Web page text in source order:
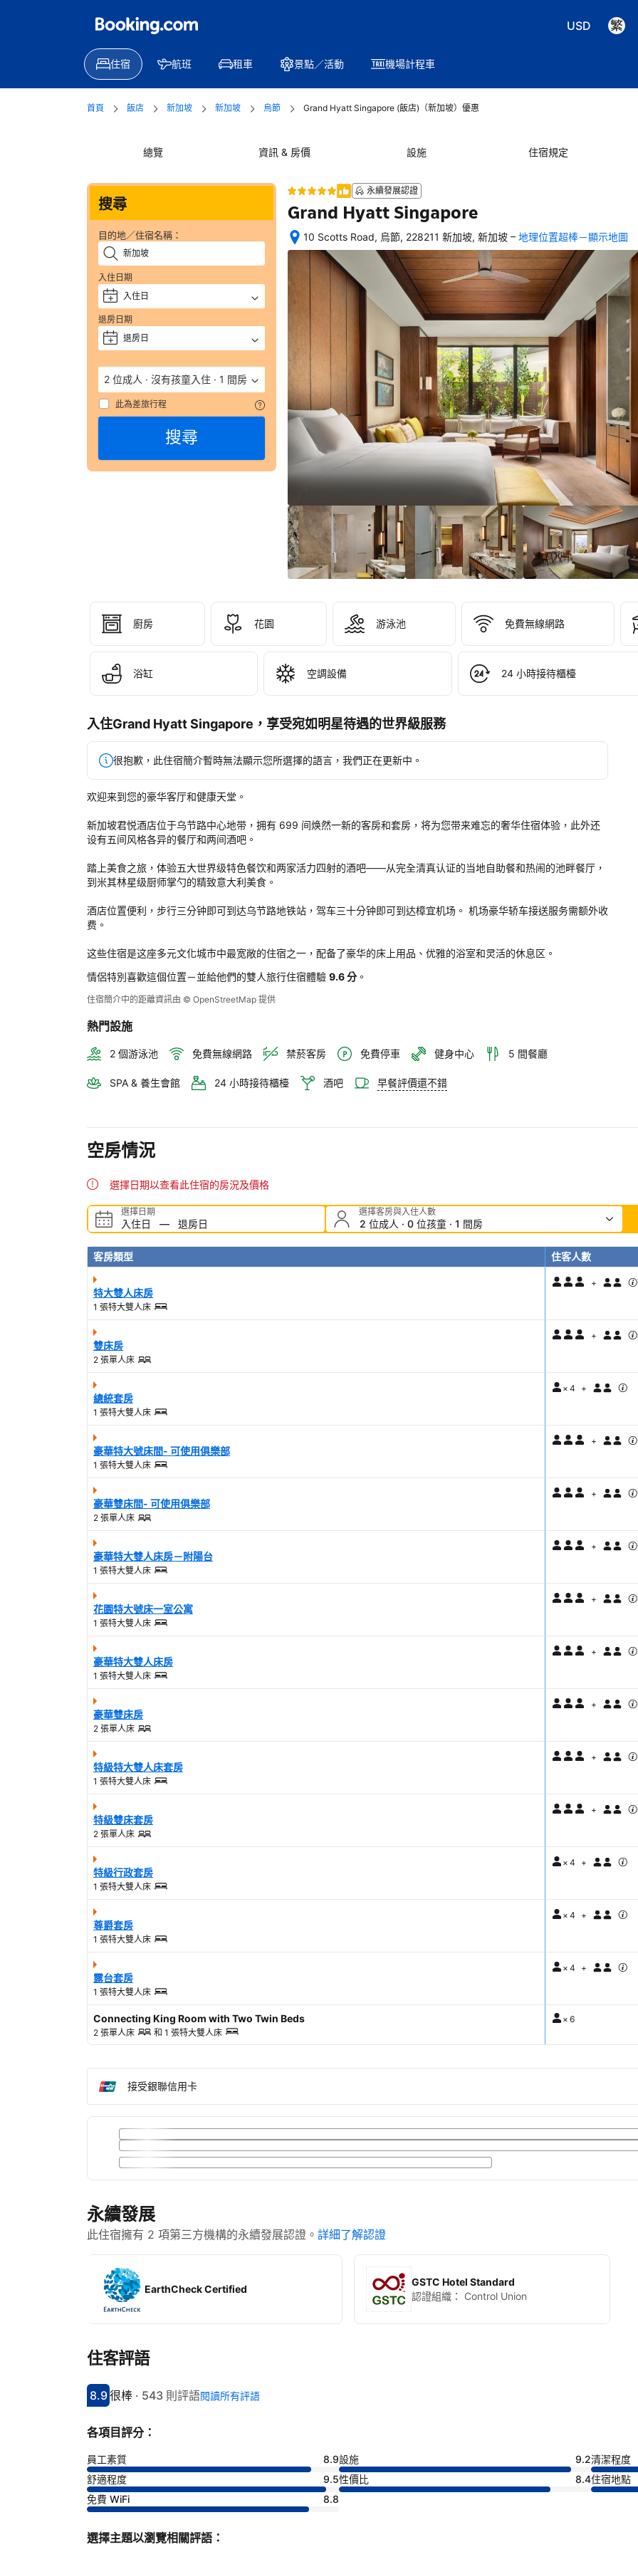
USD
住宿 航班 租車 景點／活動 機場計程車
首頁 飯店 新加坡 新加坡 烏節 Grand Hyatt Singapore (飯店)（新加坡）優惠
總覽 資訊 & 房價 設施 住宿規定
搜尋
目的地／住宿名稱：
入住日期
+ 入住日
退房日期
+ 退房日
2 位成人 · 沒有孩童入住 · 1 間房
此為差旅行程
搜尋
永續發展認證
Grand Hyatt Singapore
10 Scotts Road, 烏節, 228211 新加坡, 新加坡
位
絕
—
獲
評
9.5/10！
（分
數
彙
整
527
由
顧
客
於
實
入
Hyatt
Singapore
後
定。
– 地理位置超棒－顯示地圖
廚房 花園 游泳池 免費無線網路
浴缸 空調設備 24 小時接待櫃檯
入住Grand Hyatt Singapore，享受宛如明星待遇的世界級服務
很抱歉，此住宿簡介暫時無法顯示您所選擇的語言，我們正在更新中。
欢迎来到您的豪华客厅和健康天堂。
新加坡君悦酒店位于乌节路中心地带，拥有 699 间焕然一新的客房和套房，将为您带来难忘的奢华住宿体验，此外还
设有五间风格各异的餐厅和两间酒吧。
踏上美食之旅，体验五大世界级特色餐饮和两家活力四射的酒吧——从完全清真认证的当地自助餐和热闹的池畔餐厅，
到米其林星级厨师掌勺的精致意大利美食。
酒店位置便利，步行三分钟即可到达乌节路地铁站，驾车三十分钟即可到达樟宜机场。 机场豪华轿车接送服务需额外收
费。
情侶特別喜歡這個位置－並給他們的雙人旅行住宿體驗 9.6 分 。
住宿簡介中的距離資訊由 © OpenStreetMap 提供
熱門設施
2 個游泳池 免費無線網路 禁菸客房 免費停車 健身中心 5 間餐廳
SPA & 養生會館 24 小時接待櫃檯 酒吧 早餐評價還不錯
空房情況
選擇日期以查看此住宿的房況及價格
選擇日期
入住日 — 退房日
選擇客房與入住人數
2 位成人 · 0 位孩童 · 1 間房
客房類型 住客人數
特大雙人床房
1 張特大雙人床
+
雙床房
2 張單人床
+
總統套房
1 張特大雙人床
× 4 +
豪華特大號床間- 可使用俱樂部
1 張特大雙人床
+
豪華雙床間- 可使用俱樂部
2 張單人床
+
豪華特大雙人床房－附陽台
1 張特大雙人床
+
花園特大號床一室公寓
1 張特大雙人床
+
豪華特大雙人床房
1 張特大雙人床
+
豪華雙床房
2 張單人床
+
特級特大雙人床套房
1 張特大雙人床
+
特級雙床套房
2 張單人床
+
特級行政套房
1 張特大雙人床
× 4 +
尊爵套房
1 張特大雙人床
× 4 +
露台套房
1 張特大雙人床
× 4 +
Connecting King Room with Two Twin Beds
2 張單人床 和 1 張特大雙人床
× 6
接受銀聯信用卡
永續發展
此住宿擁有 2 項第三方機構的永續發展認證。 詳細了解認證
EarthCheck Certified
GSTC Hotel Standard
認證組織：
Control Union
住客評語
分數8.9分
8.9
評比很棒
很棒 · 543 則評語閱讀所有評語
各項目評分：
員工素質 8.9設施 9.2清潔程度
舒適程度
9.5性價比 8.4住宿地點
免費 WiFi
8.8
選擇主題以瀏覽相關評語：